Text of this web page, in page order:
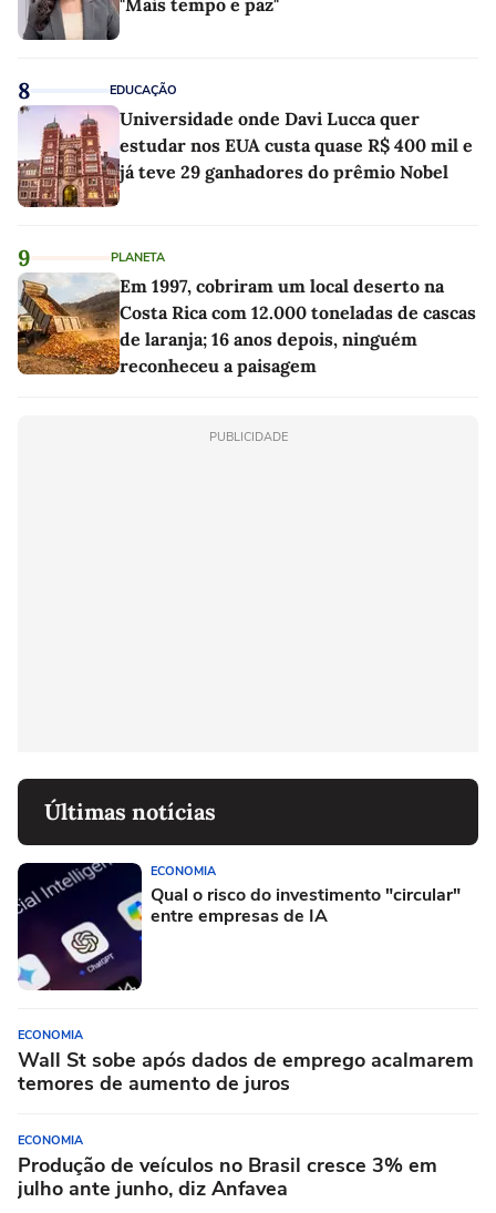
8 EDUCAÇÃO
Universidade onde Davi Lucca quer
estudar nos EUA custa quase R$ 400 mil e
já teve 29 ganhadores do prêmio Nobel
9 PLANETA
Em 1997, cobriram um local deserto na
Costa Rica com 12.000 toneladas de cascas
de laranja; 16 anos depois, ninguém
reconheceu a paisagem
PUBLICIDADE
Últimas notícias
ECONOMIA
Qual o risco do investimento "circular"
entre empresas de IA
ECONOMIA
Wall St sobe após dados de emprego acalmarem
temores de aumento de juros
ECONOMIA
Produção de veículos no Brasil cresce 3% em
julho ante junho, diz Anfavea